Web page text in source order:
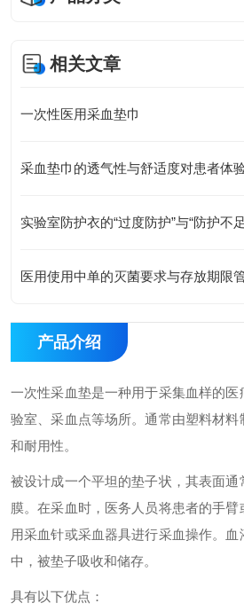
相关文章
一次性医用采血垫巾
采血垫巾的透气性与舒适度对患者体
实验室防护衣的“过度防护”与“防护不
医用使用中单的灭菌要求与存放期限
产品介绍
一次性采血垫是一种用于采集血样的
验室、采血点等场所。通常由塑料材
和耐用性。
被设计成一个平坦的垫子状，其表面
膜。在采血时，医务人员将患者的手
用采血针或采血器具进行采血操作。
中，被垫子吸收和储存。
具有以下优点：